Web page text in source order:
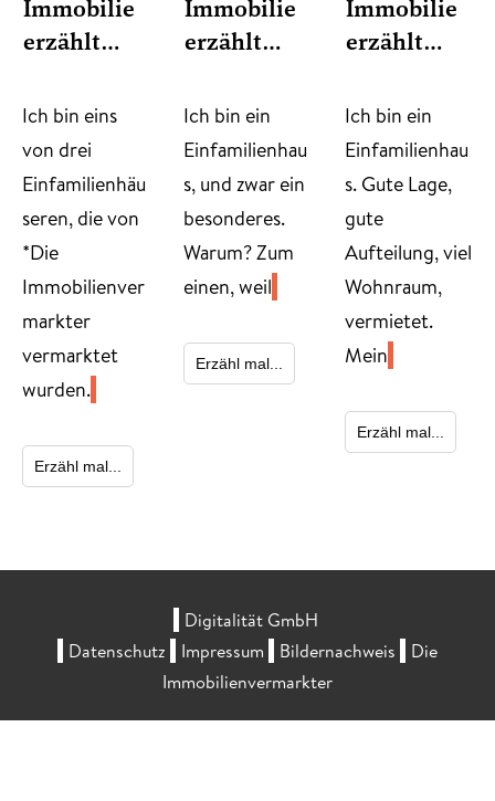
Immobilie
erzählt…
​Ich bin eins
von drei
Einfamilienhäu
seren, die von
*Die
Immobilienver
markter
vermarktet
wurden.
Erzähl mal...
Immobilie
erzählt…
​Ich bin ein
Einfamilienhau
s, und zwar ein
besonderes.
Warum? Zum
einen, weil
Erzähl mal...
Immobilie
erzählt…
Ich bin ein
Einfamilienhau
s. Gute Lage,
gute
Aufteilung, viel
Wohnraum,
vermietet.
Mein
Erzähl mal...
Digitalität GmbH
Datenschutz
Impressum Bildernachweis
Die
Immobilienvermarkter